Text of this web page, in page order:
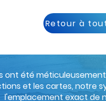
Retour à
ont été
et les cartes, notre
l'emplacement exact de